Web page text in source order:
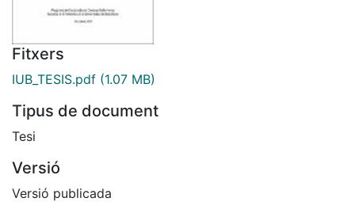
Fitxers
IUB_TESIS.pdf (1.07 MB)
Tipus de document
Tesi
Versió
Versió publicada